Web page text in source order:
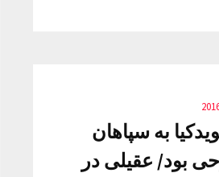
به سپاهان
بود/ عقیلی در